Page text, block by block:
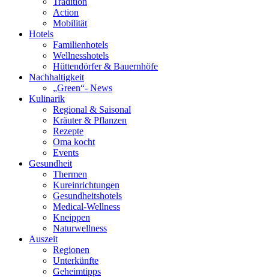
Action
Mobilität
Hotels
Familienhotels
Wellnesshotels
Hüttendörfer & Bauernhöfe
Nachhaltigkeit
„Green“- News
Kulinarik
Regional & Saisonal
Kräuter & Pflanzen
Rezepte
Oma kocht
Events
Gesundheit
Thermen
Kureinrichtungen
Gesundheitshotels
Medical-Wellness
Kneippen
Naturwellness
Auszeit
Regionen
Unterkünfte
Geheimtipps